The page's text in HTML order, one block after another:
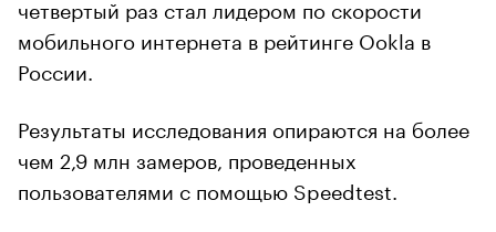
четвертый раз стал лидером по скорости
мобильного интернета в рейтинге Ookla в
России.
Результаты исследования опираются на более
чем 2,9 млн замеров, проведенных
пользователями с помощью Speedtest.